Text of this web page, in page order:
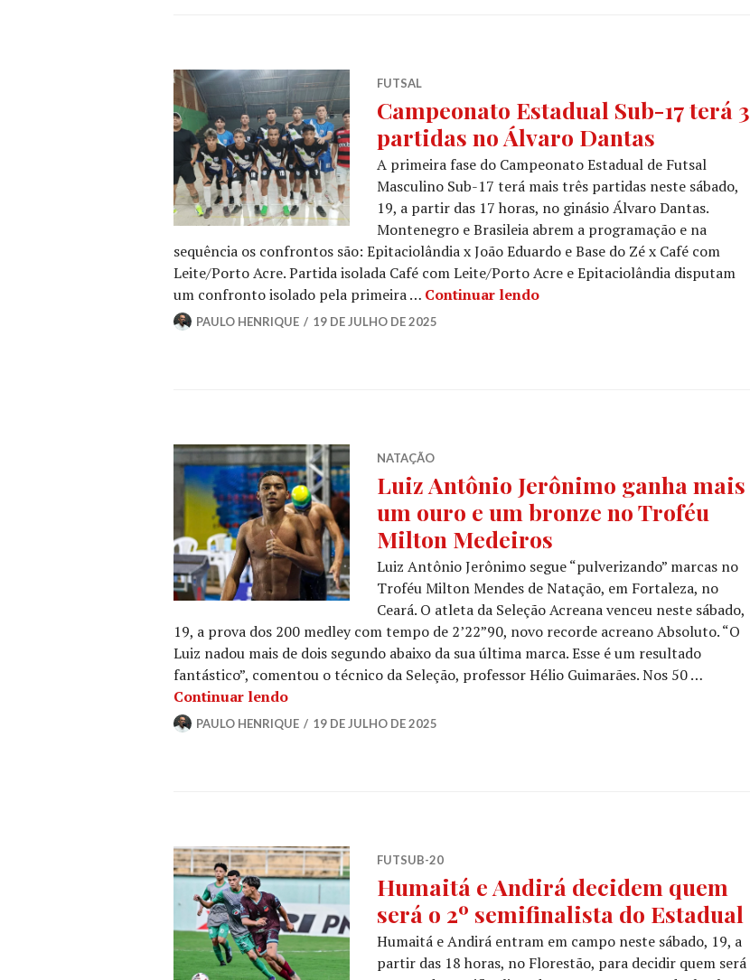
FUTSAL
Campeonato Estadual Sub-17 terá 3
partidas no Álvaro Dantas
A primeira fase do Campeonato Estadual de Futsal
Masculino Sub-17 terá mais três partidas neste sábado,
19, a partir das 17 horas, no ginásio Álvaro Dantas.
Montenegro e Brasileia abrem a programação e na
sequência os confrontos são: Epitaciolândia x João Eduardo e Base do Zé x Café com
Leite/Porto Acre. Partida isolada Café com Leite/Porto Acre e Epitaciolândia disputam
um confronto isolado pela primeira … Continuar lendo
PAULO HENRIQUE 19 DE JULHO DE 2025
NATAÇÃO
Luiz Antônio Jerônimo ganha mais
um ouro e um bronze no Troféu
Milton Medeiros
Luiz Antônio Jerônimo segue “pulverizando” marcas no
Troféu Milton Mendes de Natação, em Fortaleza, no
Ceará. O atleta da Seleção Acreana venceu neste sábado,
19, a prova dos 200 medley com tempo de 2’22”90, novo recorde acreano Absoluto. “O
Luiz nadou mais de dois segundo abaixo da sua última marca. Esse é um resultado
fantástico”, comentou o técnico da Seleção, professor Hélio Guimarães. Nos 50 …
Continuar lendo
PAULO HENRIQUE 19 DE JULHO DE 2025
FUTSUB-20
Humaitá e Andirá decidem quem
será o 2º semifinalista do Estadual
Humaitá e Andirá entram em campo neste sábado, 19, a
partir das 18 horas, no Florestão, para decidir quem será